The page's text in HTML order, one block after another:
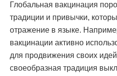
Глобальная вакцинация
традиции и привычки,
отражение в языке.
вакцинации активно
для продвижения своих
своеобразная традиция